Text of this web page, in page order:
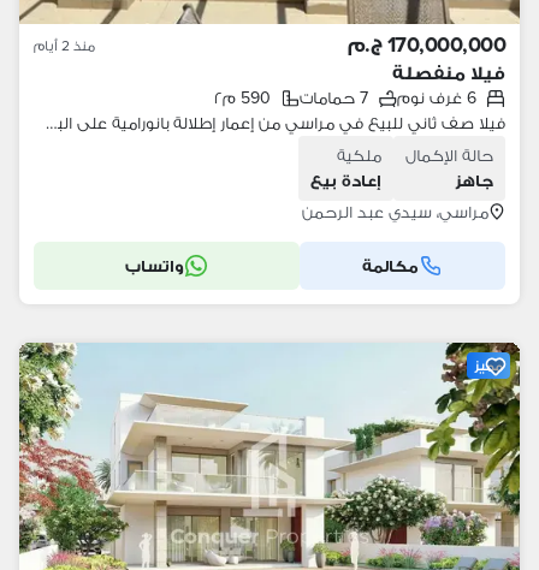
170,000,000 ج.م منذ 2 أيام
فيلا منفصلة
6 غرف نوم 7 حمامات
590 م٢
فيلا صف ثاني للبيع في مراسي من إعمار إطلالة بانورامية على البحر من الحديقة تشطيب كامل
حالة الإكمال
جاهز
ملكية
إعادة بيع
مراسي، سيدي عبد الرحمن
مكالمة واتساب
مميز